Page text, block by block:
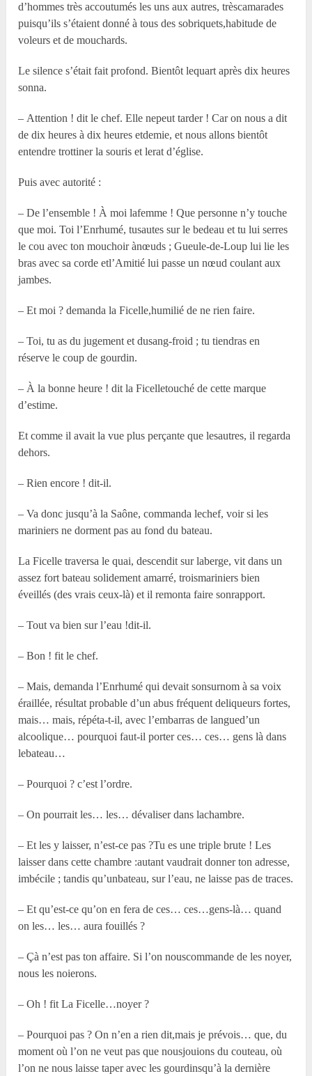
d’hommes très accoutumés les uns aux autres, trèscamarades
puisqu’ils s’étaient donné à tous des sobriquets,habitude de
voleurs et de mouchards.
Le silence s’était fait profond. Bientôt lequart après dix heures
sonna.
– Attention ! dit le chef. Elle nepeut tarder ! Car on nous a dit
de dix heures à dix heures etdemie, et nous allons bientôt
entendre trottiner la souris et lerat d’église.
Puis avec autorité :
– De l’ensemble ! À moi lafemme ! Que personne n’y touche
que moi. Toi l’Enrhumé, tusautes sur le bedeau et tu lui serres
le cou avec ton mouchoir ànœuds ; Gueule-de-Loup lui lie les
bras avec sa corde etl’Amitié lui passe un nœud coulant aux
jambes.
– Et moi ? demanda la Ficelle,humilié de ne rien faire.
– Toi, tu as du jugement et dusang-froid ; tu tiendras en
réserve le coup de gourdin.
– À la bonne heure ! dit la Ficelletouché de cette marque
d’estime.
Et comme il avait la vue plus perçante que lesautres, il regarda
dehors.
– Rien encore ! dit-il.
– Va donc jusqu’à la Saône, commanda lechef, voir si les
mariniers ne dorment pas au fond du bateau.
La Ficelle traversa le quai, descendit sur laberge, vit dans un
assez fort bateau solidement amarré, troismariniers bien
éveillés (des vrais ceux-là) et il remonta faire sonrapport.
– Tout va bien sur l’eau !dit-il.
– Bon ! fit le chef.
– Mais, demanda l’Enrhumé qui devait sonsurnom à sa voix
éraillée, résultat probable d’un abus fréquent deliqueurs fortes,
mais… mais, répéta-t-il, avec l’embarras de langued’un
alcoolique… pourquoi faut-il porter ces… ces… gens là dans
lebateau…
– Pourquoi ? c’est l’ordre.
– On pourrait les… les… dévaliser dans lachambre.
– Et les y laisser, n’est-ce pas ?Tu es une triple brute ! Les
laisser dans cette chambre :autant vaudrait donner ton adresse,
imbécile ; tandis qu’unbateau, sur l’eau, ne laisse pas de traces.
– Et qu’est-ce qu’on en fera de ces… ces…gens-là… quand
on les… les… aura fouillés ?
– Çà n’est pas ton affaire. Si l’on nouscommande de les noyer,
nous les noierons.
– Oh ! fit La Ficelle…noyer ?
– Pourquoi pas ? On n’en a rien dit,mais je prévois… que, du
moment où l’on ne veut pas que nousjouions du couteau, où
l’on ne nous laisse taper avec les gourdinsqu’à la dernière